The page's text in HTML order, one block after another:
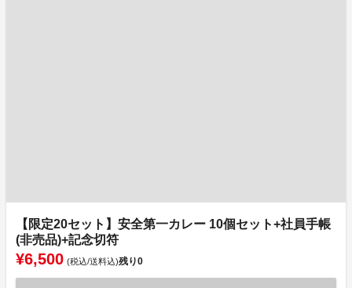
【限定20セット】安全第一カレー 10個セット+社員手帳
(非売品)+記念切符
¥6,500 (税込/送料込)残り0